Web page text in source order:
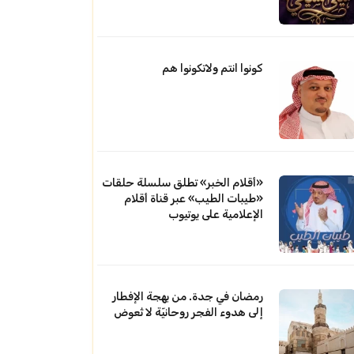
كونوا انتم ولاتكونوا هم
«أقلام الخبر» تطلق سلسلة حلقات
«طيبات الطيب» عبر قناة أقلام
الإعلامية على يوتيوب
رمضان في جدة. من بهجة الإفطار
إلى هدوء الفجر روحانيّة لا تُعوض